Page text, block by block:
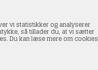
vi statistikker og analyserer
så tillader du, at vi sætter
Du kan læse mere om cookies
0 vare(r) i kurven
I alt: